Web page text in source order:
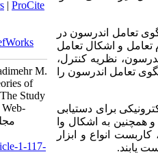
تعامل اندرسون در
و اشکال تعامل
نظریه کنترل،
تعامل اندرسون را
برای دستیابی
همچنین به اشکال وا
انواع و ابزار
یابند.
| ProCite
M.
of
Study
1-117-